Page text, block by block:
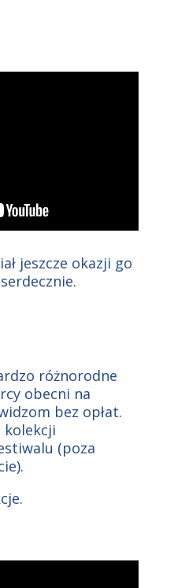
jeszcze okazji go
różnorodne
obecni na
bez opłat.
kolekcji
(poza